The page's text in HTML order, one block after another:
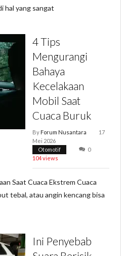
hal yang sangat
4 Tips
Mengurangi
Bahaya
Kecelakaan
Mobil Saat
Cuaca Buruk
ByForum Nusantara
17
Mei 2026
Otomotif
0
104 views
Saat Cuaca Ekstrem Cuaca
tebal, atau angin kencang bisa
Ini Penyebab